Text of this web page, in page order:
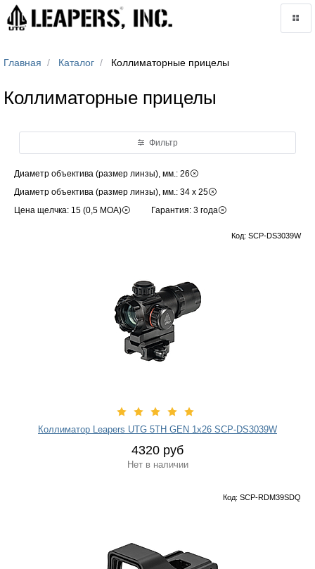
Главная Каталог Коллиматорные прицелы
Коллиматорные прицелы
Фильтр
Диаметр объектива (размер линзы), мм.: 26
Диаметр объектива (размер линзы), мм.: 34 x 25
Цена щелчка: 15 (0,5 МОА)
Гарантия: 3 года
Код: SCP-DS3039W
Коллиматор Leapers UTG 5TH GEN 1х26 SCP-DS3039W
4320 руб
Нет в наличии
Код: SCP-RDM39SDQ